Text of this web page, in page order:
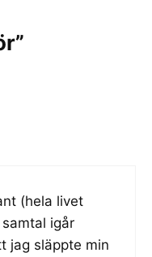
(hela livet
igår
jag släppte min